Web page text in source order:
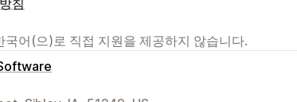
국어(으)로 직접 지원을 제공하지 않습니다.